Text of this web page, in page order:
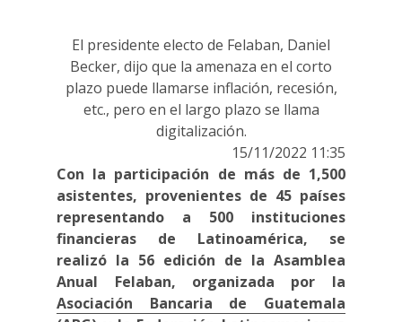
El presidente electo de Felaban, Daniel
Becker, dijo que la amenaza en el corto
plazo puede llamarse inflación, recesión,
etc., pero en el largo plazo se llama
digitalización.
15/11/2022 11:35
Con la participación de más de 1,500
asistentes, provenientes de 45 países
representando a 500 instituciones
financieras de Latinoamérica, se
realizó la 56 edición de la Asamblea
Anual Felaban, organizada por la
Asociación Bancaria de Guatemala